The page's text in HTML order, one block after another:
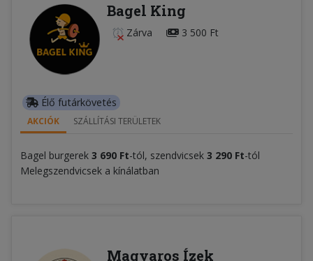
Bagel King
Zárva 3 500 Ft
Élő futárkövetés
AKCIÓK SZÁLLÍTÁSI TERÜLETEK
Bagel burgerek 3 690 Ft-tól, szendvicsek 3 290 Ft-tól
Melegszendvicsek a kínálatban
Magyaros Ízek